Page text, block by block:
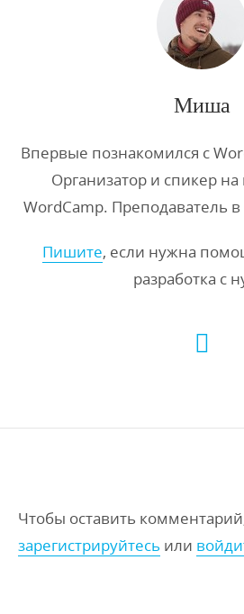
Миша
Впервые познакомился с
Организатор и спикер
WordCamp. Преподаватель
Пишите, если нужна
разработка с
Чтобы оставить
зарегистрируйтесь или